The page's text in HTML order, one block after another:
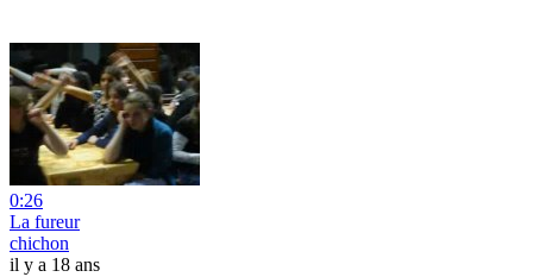
0:26
La fureur
chichon
il y a 18 ans